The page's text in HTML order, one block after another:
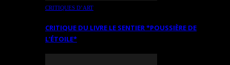
CRITIQUES D’ART
CRITIQUE DU LIVRE LE SENTIER *POUSSIÈRE DE
L’ÉTOILE*